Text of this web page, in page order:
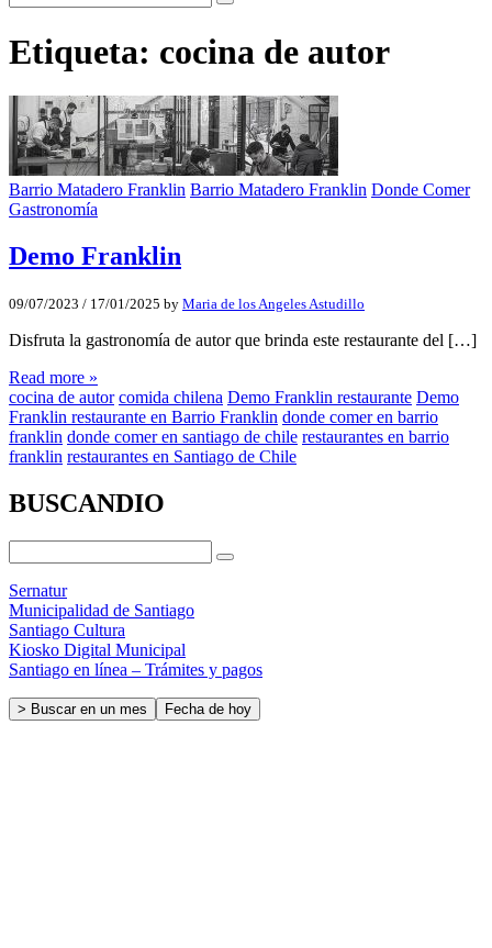
Etiqueta: cocina de autor
Barrio Matadero Franklin Barrio Matadero Franklin Donde Comer
Gastronomía
Demo Franklin
09/07/2023 / 17/01/2025 by Maria de los Angeles Astudillo
Disfruta la gastronomía de autor que brinda este restaurante del […]
Read more »
cocina de autor comida chilena Demo Franklin restaurante Demo
Franklin restaurante en Barrio Franklin donde comer en barrio
franklin donde comer en santiago de chile restaurantes en barrio
franklin restaurantes en Santiago de Chile
BUSCANDIO
Sernatur
Municipalidad de Santiago
Santiago Cultura
Kiosko Digital Municipal
Santiago en línea – Trámites y pagos
> Buscar en un mes Fecha de hoy